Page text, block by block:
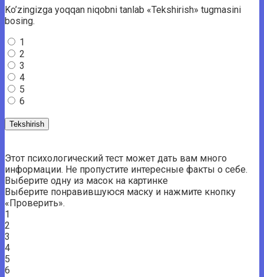
Ko’zingizga yoqqan niqobni tanlab «Tekshirish» tugmasini
bosing.
1
2
3
4
5
6
Этот психологический тест может дать вам много
информации. Не пропустите интересные факты о себе.
Выберите одну из масок на картинке
Выберите понравившуюся маску и нажмите кнопку
«Проверить».
1
2
3
4
5
6